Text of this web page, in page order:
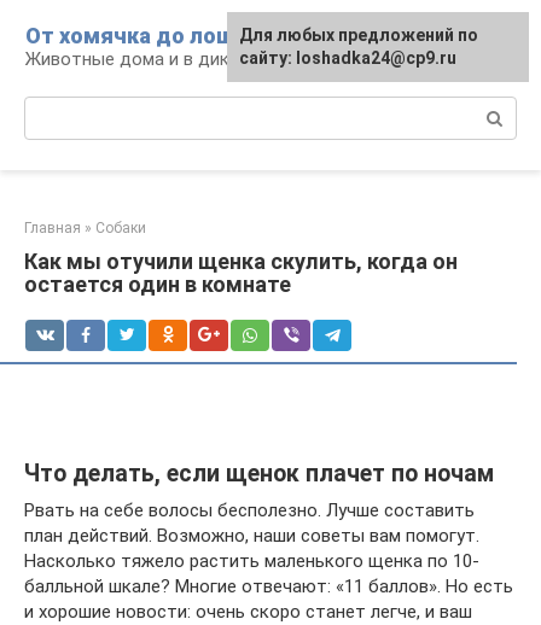
контенту
От хомячка до лошади
Животные дома и в дикой природе
Главная » Собаки
Как мы отучили щенка скулить, когда он
остается один в комнате
Что делать, если щенок плачет по ночам
Рвать на себе волосы бесполезно. Лучше составить
план действий. Возможно, наши советы вам помогут.
Насколько тяжело растить маленького щенка по 10-
балльной шкале? Многие отвечают: «11 баллов». Но есть
и хорошие новости: очень скоро станет легче, и ваш
Для любых предложений по
сайту: loshadka24@cp9.ru